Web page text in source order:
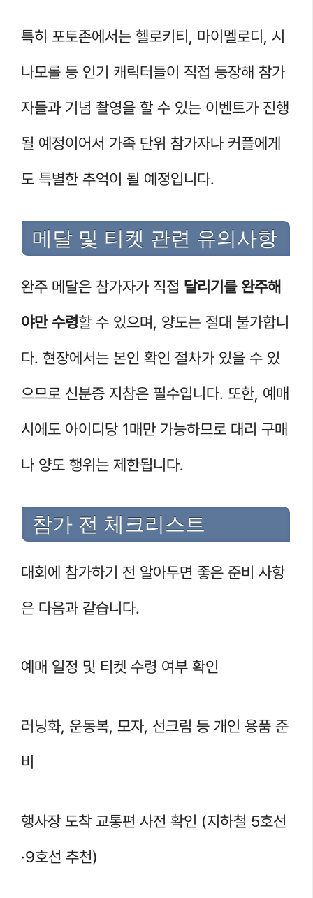
특히 포토존에서는 헬로키티, 마이멜로디, 시
나모롤 등 인기 캐릭터들이 직접 등장해 참가
자들과 기념 촬영을 할 수 있는 이벤트가 진행
될 예정이어서 가족 단위 참가자나 커플에게
도 특별한 추억이 될 예정입니다.
메달 및 티켓 관련 유의사항
완주 메달은 참가자가 직접 달리기를 완주해
야만 수령할 수 있으며, 양도는 절대 불가합니
다. 현장에서는 본인 확인 절차가 있을 수 있
으므로 신분증 지참은 필수입니다. 또한, 예매
시에도 아이디당 1매만 가능하므로 대리 구매
나 양도 행위는 제한됩니다.
참가 전 체크리스트
대회에 참가하기 전 알아두면 좋은 준비 사항
은 다음과 같습니다.
예매 일정 및 티켓 수령 여부 확인
러닝화, 운동복, 모자, 선크림 등 개인 용품 준
비
행사장 도착 교통편 사전 확인 (지하철 5호선
·9호선 추천)